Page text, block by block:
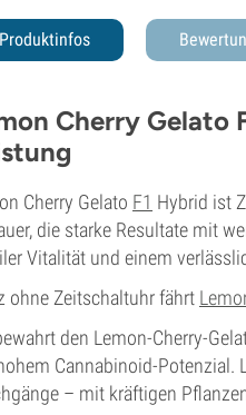
Produktinfos
Cherry Gelato
Cherry Gelato F1 Hybrid ist
die starke Resultate mit
Vitalität und einem
ohne Zeitschaltuhr fährt
den Lemon-Cherry-
Cannabinoid-Potenzial.
– mit kräftigen